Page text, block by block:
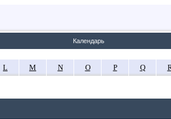
Календарь
L M N O P Q